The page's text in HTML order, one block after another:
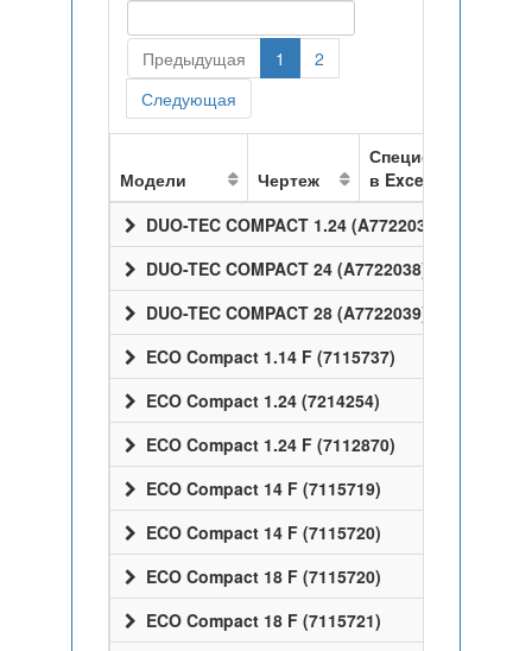
Предыдущая 1
2
Следующая
Модели Чертеж
Спецификация
в Excel
DUO-TEC COMPACT 1.24 (A7722037)
DUO-TEC COMPACT 24 (A7722038)
DUO-TEC COMPACT 28 (A7722039)
ECO Compact 1.14 F (7115737)
ECO Compact 1.24 (7214254)
ECO Compact 1.24 F (7112870)
ECO Compact 14 F (7115719)
ECO Compact 14 F (7115720)
ECO Compact 18 F (7115720)
ECO Compact 18 F (7115721)